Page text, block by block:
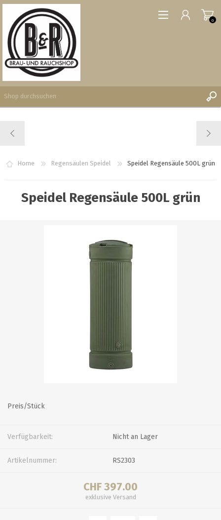
WUNSCHLISTE
0
0
Home Regensäulen Speidel Speidel Regensäule 500L grün
Speidel Regensäule 500L grün
Preis/Stück
Verfügbarkeit: Nicht an Lager
Artikelnummer: RS2303
CHF 397.00
exklusive Versand